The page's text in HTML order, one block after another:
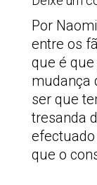
Por
entre os
que é
mudança
ser que
tresanda
efectuado
que o